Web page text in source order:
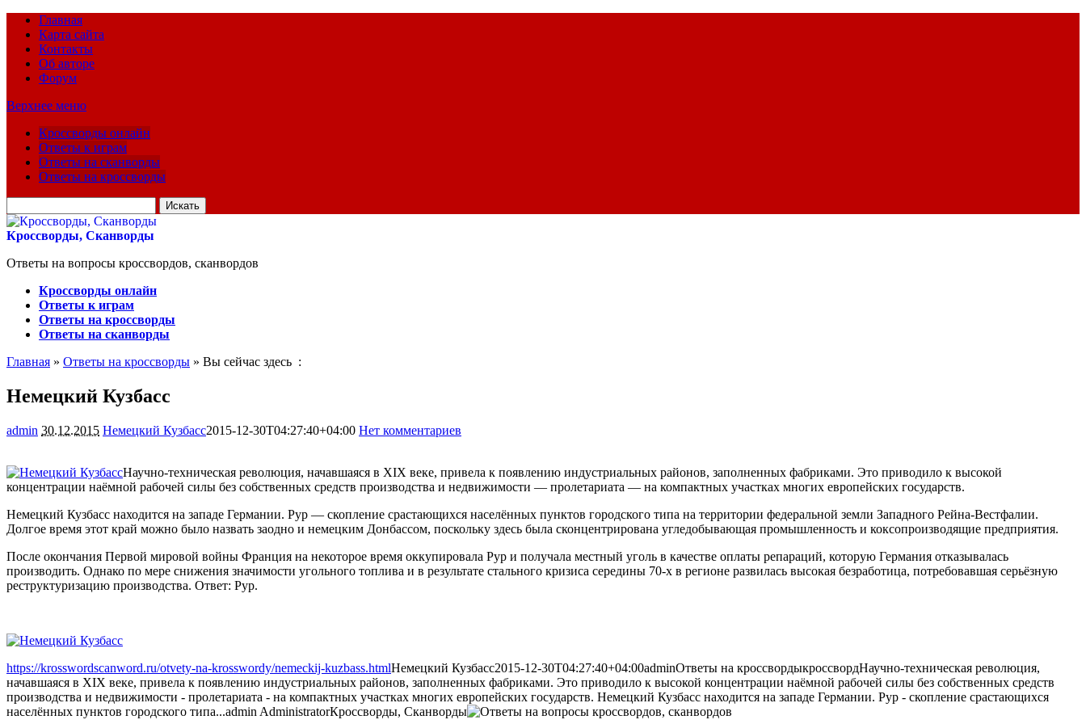
Главная
Карта сайта
Контакты
Об авторе
Форум
Верхнее меню
Кроссворды онлайн
Ответы к играм
Ответы на сканворды
Ответы на кроссворды
для:
Кроссворды, Сканворды
Ответы на вопросы кроссвордов, сканвордов
Кроссворды онлайн
Ответы к играм
Ответы на кроссворды
Ответы на сканворды
Главная » Ответы на кроссворды » Вы сейчас здесь :
Немецкий Кузбасс
admin 30.12.2015 Немецкий Кузбасс2015-12-30T04:27:40+04:00 Нет комментариев
Научно-техническая революция, начавшаяся в XIX веке, привела к появлению индустриальных районов, заполненных фабриками. Это приводило к высокой
концентрации наёмной рабочей силы без собственных средств производства и недвижимости — пролетариата — на компактных участках многих европейских государств.
Немецкий Кузбасс находится на западе Германии. Рур — скопление срастающихся населённых пунктов городского типа на территории федеральной земли Западного Рейна-Вестфалии.
Долгое время этот край можно было назвать заодно и немецким Донбассом, поскольку здесь была сконцентрирована угледобывающая промышленность и коксопроизводящие предприятия.
После окончания Первой мировой войны Франция на некоторое время оккупировала Рур и получала местный уголь в качестве оплаты репараций, которую Германия отказывалась
производить. Однако по мере снижения значимости угольного топлива и в результате стального кризиса середины 70-х в регионе развилась высокая безработица, потребовавшая серьёзную
реструктуризацию производства. Ответ: Рур.
https://krosswordscanword.ru/otvety-na-krosswordy/nemeckij-kuzbass.htmlНемецкий Кузбасс2015-12-30T04:27:40+04:00adminОтветы на кроссвордыкроссвордНаучно-техническая революция,
начавшаяся в XIX веке, привела к появлению индустриальных районов, заполненных фабриками. Это приводило к высокой концентрации наёмной рабочей силы без собственных средств
производства и недвижимости - пролетариата - на компактных участках многих европейских государств. Немецкий Кузбасс находится на западе Германии. Рур - скопление срастающихся
населённых пунктов городского типа...admin AdministratorКроссворды, Сканворды